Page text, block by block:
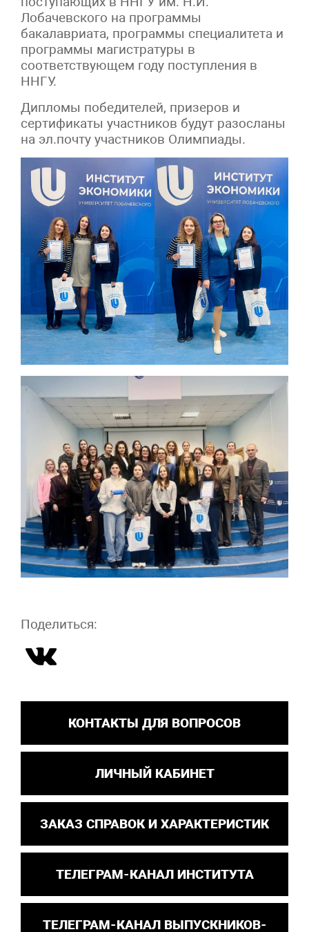
Лобачевского на программы
бакалавриата, программы специалитета и
программы магистратуры в
соответствующем году поступления в
ННГУ.
Дипломы победителей, призеров и
сертификаты участников будут разосланы
на эл.почту участников Олимпиады.
Поделиться:
КОНТАКТЫ ДЛЯ ВОПРОСОВ
ЛИЧНЫЙ КАБИНЕТ
ЗАКАЗ СПРАВОК И ХАРАКТЕРИСТИК
ТЕЛЕГРАМ-КАНАЛ ИНСТИТУТА
ТЕЛЕГРАМ-КАНАЛ ВЫПУСКНИКОВ-